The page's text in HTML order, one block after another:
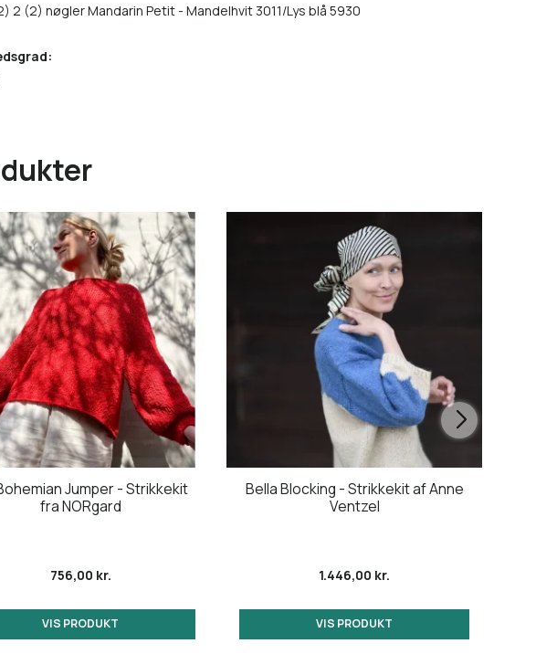
2 (2) nøgler Mandarin Petit - Mandelhvit 3011/Lys blå 5930
Jumper - Strikkekit
fra NORgard
756,00 kr.
VIS PRODUKT
Bella Blocking - Strikkekit af Anne
Ventzel
1.446,00 kr.
VIS PRODUKT